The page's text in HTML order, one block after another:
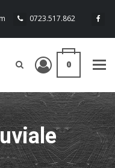
0723.517.862
0